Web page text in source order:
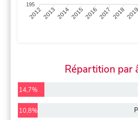
195
201220132014201520162017 20182019
Répartition par
14,7%
10,8%